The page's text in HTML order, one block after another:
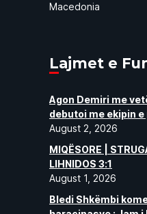
Macedonia
Lajmet e
Agon Demiri me
debutoi me ekipin e
August 2, 2026
MIQËSORE |
LIHNIDOS 3:1
August 1, 2026
Bledi Shkëmbi